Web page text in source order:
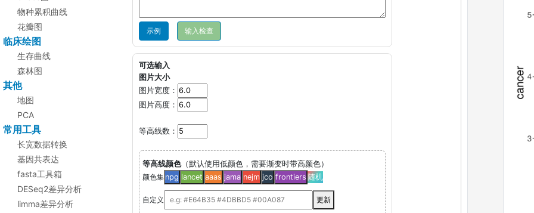
物种累积曲线
花瓣图
临床绘图
生存曲线
森林图
其他
地图
PCA
常用工具
长宽数据转换
基因共表达
fasta工具箱
DESeq2差异分析
limma差异分析
示例
可选输入
图片大小
图片宽度：
图片高度：
等高线数：
等高线颜色（默认使用低颜色，需要渐变时带高颜色）
颜色集 npg lancet aaas jama nejm jco frontiers 随机
自定义 更新